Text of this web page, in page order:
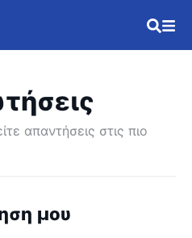
απαντήσεις στις πιο
μου